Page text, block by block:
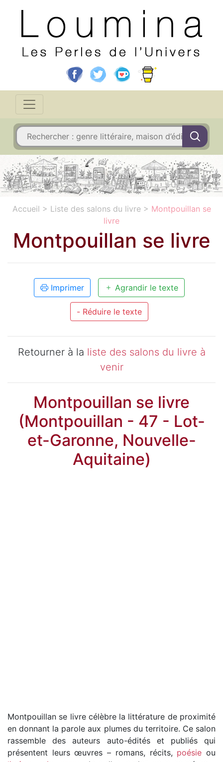
Accueil > Liste des salons du livre> Montpouillan se
livre
Montpouillan se livre
Imprimer Agrandir le texte
- Réduire le texte
Retourner à la liste des salons du livre à
venir
Montpouillan se livre
(Montpouillan - 47 - Lot-
et-Garonne, Nouvelle-
Aquitaine)
Montpouillan se livre célèbre la littérature de proximité
en donnant la parole aux plumes du territoire. Ce salon
rassemble des auteurs auto-édités et publiés qui
présentent leurs œuvres – romans, récits, poésie ou